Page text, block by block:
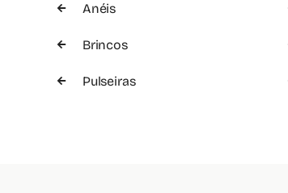
Anéis
Brincos
Pulseiras